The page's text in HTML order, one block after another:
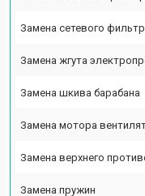
Замена сетевого
Замена жгута
Замена шкива барабана
Замена мотора
Замена верхнего
Замена пружин